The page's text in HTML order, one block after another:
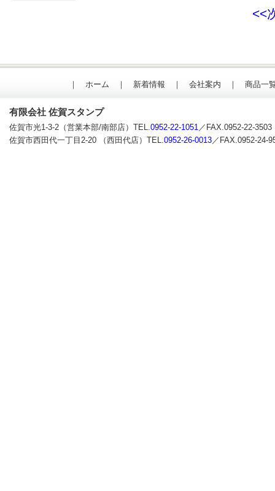
<<
｜ ホーム ｜ 新着情報 ｜ 会社案内 ｜ 商品一
有限会社 佐賀スタンプ
佐賀市光1-3-2（営業本部/南部店）TEL. 0952-22-1051 ／FAX.0952-22-3503
佐賀市西田代一丁目2-20 （西田代店）TEL. 0952-26-0013 ／FAX.0952-24-